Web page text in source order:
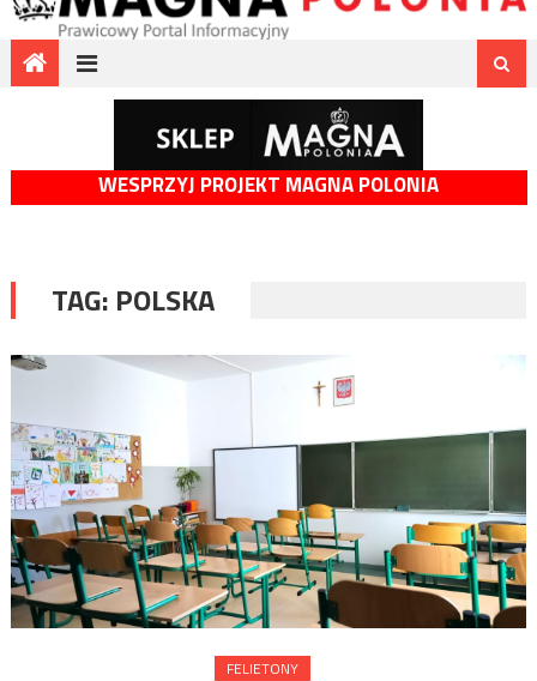
WESPRZYJ PROJEKT MAGNA POLONIA
TAG: POLSKA
FELIETONY